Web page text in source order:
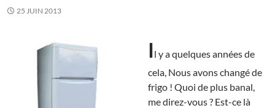
25 JUIN 2013
Il y a quelques années de
cela, Nous avons changé de
frigo ! Quoi de plus banal,
me direz-vous ? Est-ce là